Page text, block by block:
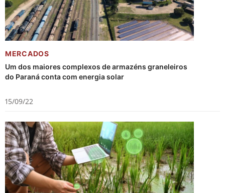
MERCADOS
Um dos maiores complexos de armazéns graneleiros
do Paraná conta com energia solar
15/09/22